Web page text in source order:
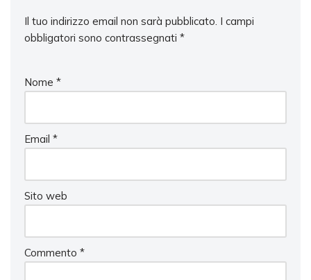
Il tuo indirizzo email non sarà pubblicato. I campi
obbligatori sono contrassegnati *
Nome *
Email *
Sito web
Commento *